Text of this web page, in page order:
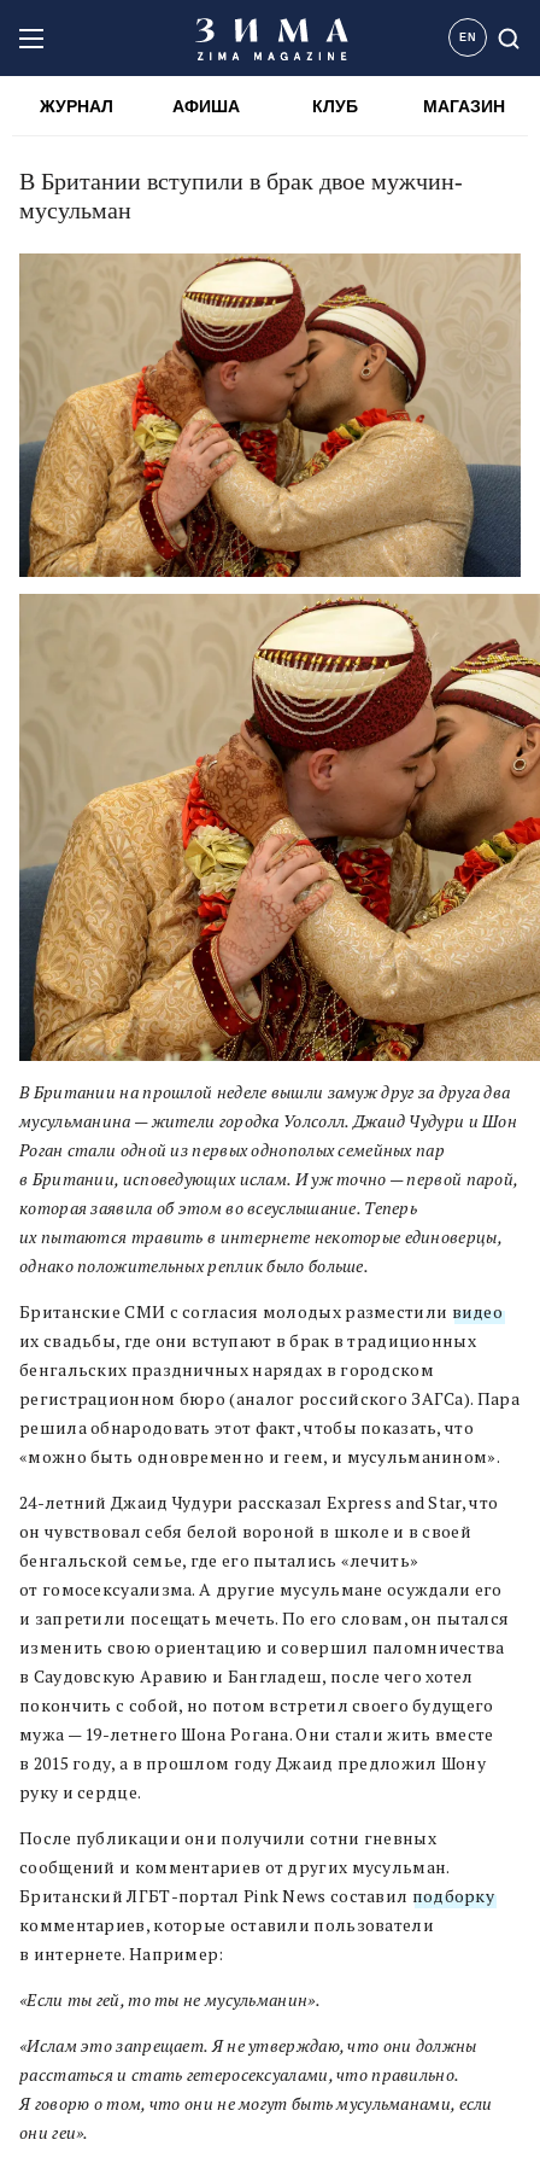
EN
ЖУРНАЛ АФИША КЛУБ МАГАЗИН
В Британии вступили в брак двое мужчин-
мусульман
В Британии на прошлой неделе вышли замуж друг за друга два
мусульманина — жители городка Уолсолл. Джаид Чудури и Шон
Роган стали одной из первых однополых семейных пар
в Британии, исповедующих ислам. И уж точно — первой парой,
которая заявила об этом во всеуслышание. Теперь
их пытаются травить в интернете некоторые единоверцы,
однако положительных реплик было больше.
Британские СМИ с согласия молодых разместили видео
их свадьбы, где они вступают в брак в традиционных
бенгальских праздничных нарядах в городском
регистрационном бюро (аналог российского ЗАГСа). Пара
решила обнародовать этот факт, чтобы показать, что
«можно быть одновременно и геем, и мусульманином».
24-летний Джаид Чудури рассказал Express and Star, что
он чувствовал себя белой вороной в школе и в своей
бенгальской семье, где его пытались «лечить»
от гомосексуализма. А другие мусульмане осуждали его
и запретили посещать мечеть. По его словам, он пытался
изменить свою ориентацию и совершил паломничества
в Саудовскую Аравию и Бангладеш, после чего хотел
покончить с собой, но потом встретил своего будущего
мужа — 19-летнего Шона Рогана. Они стали жить вместе
в 2015 году, а в прошлом году Джаид предложил Шону
руку и сердце.
После публикации они получили сотни гневных
сообщений и комментариев от других мусульман.
Британский ЛГБТ-портал Pink News составил подборку
комментариев, которые оставили пользователи
в интернете. Например:
«Если ты гей, то ты не мусульманин».
«Ислам это запрещает. Я не утверждаю, что они должны
расстаться и стать гетеросексуалами, что правильно.
Я говорю о том, что они не могут быть мусульманами, если
они геи».